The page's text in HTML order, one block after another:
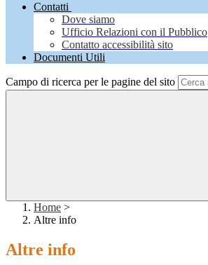
Contatti
Dove siamo
Ufficio Relazioni con il Pubblico
Contatto accessibilità sito
Documenti Utili
Campo di ricerca per le pagine del sito
Home >
Altre info
Altre info